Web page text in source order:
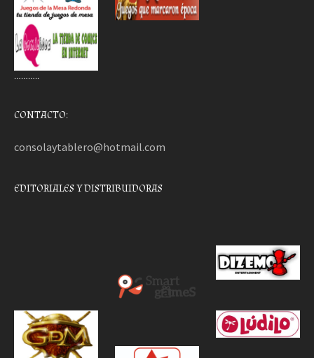
………..
CONTACTO:
consolaytablero@hotmail.com
EDITORIALES Y DISTRIBUIDORAS